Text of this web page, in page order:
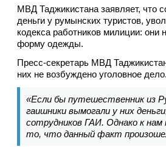
МВД Таджикистана заявляет, что
деньги у румынских туристов,
кодекса работников милиции: они
форму одежды.
Пресс-секретарь МВД
них не возбуждено уголовное дело.
«Если бы путешественник из
гаишники вымогали у них
сотрудников ГАИ. Однако к нам
то, что данный факт